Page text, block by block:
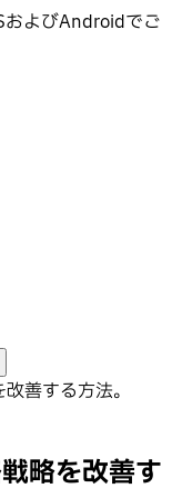
およびAndroidでご
善する方法。
略を改善す